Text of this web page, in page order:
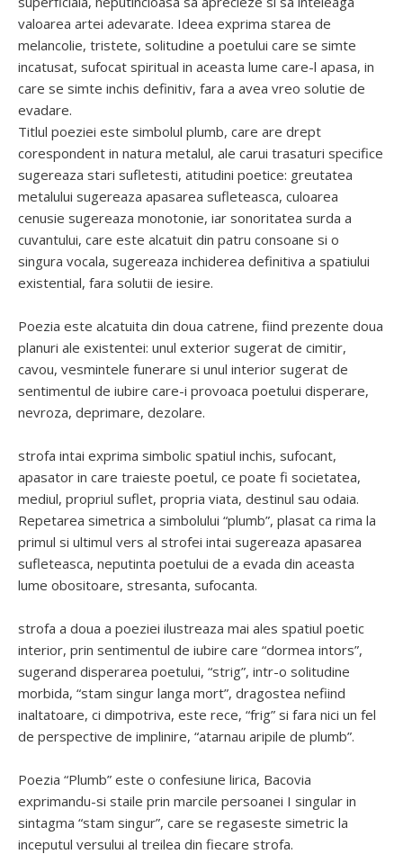
valoarea artei adevarate. Ideea exprima starea de
melancolie, tristete, solitudine a poetului care se simte
incatusat, sufocat spiritual in aceasta lume care-l apasa, in
care se simte inchis definitiv, fara a avea vreo solutie de
evadare.
Titlul poeziei este simbolul plumb, care are drept
corespondent in natura metalul, ale carui trasaturi specifice
sugereaza stari sufletesti, atitudini poetice: greutatea
metalului sugereaza apasarea sufleteasca, culoarea
cenusie sugereaza monotonie, iar sonoritatea surda a
cuvantului, care este alcatuit din patru consoane si o
singura vocala, sugereaza inchiderea definitiva a spatiului
existential, fara solutii de iesire.
Poezia este alcatuita din doua catrene, fiind prezente doua
planuri ale existentei: unul exterior sugerat de cimitir,
cavou, vesmintele funerare si unul interior sugerat de
sentimentul de iubire care-i provoaca poetului disperare,
nevroza, deprimare, dezolare.
strofa intai exprima simbolic spatiul inchis, sufocant,
apasator in care traieste poetul, ce poate fi societatea,
mediul, propriul suflet, propria viata, destinul sau odaia.
Repetarea simetrica a simbolului “plumb”, plasat ca rima la
primul si ultimul vers al strofei intai sugereaza apasarea
sufleteasca, neputinta poetului de a evada din aceasta
lume obositoare, stresanta, sufocanta.
strofa a doua a poeziei ilustreaza mai ales spatiul poetic
interior, prin sentimentul de iubire care “dormea intors”,
sugerand disperarea poetului, “strig”, intr-o solitudine
morbida, “stam singur langa mort”, dragostea nefiind
inaltatoare, ci dimpotriva, este rece, “frig” si fara nici un fel
de perspective de implinire, “atarnau aripile de plumb”.
Poezia “Plumb” este o confesiune lirica, Bacovia
exprimandu-si staile prin marcile persoanei I singular in
sintagma “stam singur”, care se regaseste simetric la
inceputul versului al treilea din fiecare strofa.